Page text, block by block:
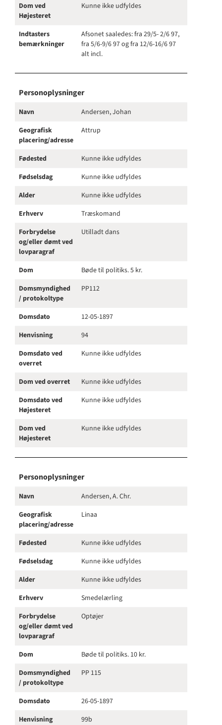
Dom ved
Højesteret
Kunne ikke udfyldes
Indtasters
bemærkninger
Afsonet saaledes: fra 29/5- 2/6 97,
fra 5/6-9/6 97 og fra 12/6-16/6 97
alt incl.
Personoplysninger
Navn
Andersen, Johan
Geografisk
placering/adresse
Attrup
Fødested
Kunne ikke udfyldes
Fødselsdag
Kunne ikke udfyldes
Alder
Kunne ikke udfyldes
Erhverv
Træskomand
Forbrydelse
og/eller dømt ved
lovparagraf
Utilladt dans
Dom
Bøde til politiks. 5 kr.
Domsmyndighed
/ protokoltype
PP112
Domsdato
12-05-1897
Henvisning
94
Domsdato ved
overret
Kunne ikke udfyldes
Dom ved overret
Kunne ikke udfyldes
Domsdato ved
Højesteret
Kunne ikke udfyldes
Dom ved
Højesteret
Kunne ikke udfyldes
Personoplysninger
Navn
Andersen, A. Chr.
Geografisk
placering/adresse
Linaa
Fødested
Kunne ikke udfyldes
Fødselsdag
Kunne ikke udfyldes
Alder
Kunne ikke udfyldes
Erhverv
Smedelærling
Forbrydelse
og/eller dømt ved
lovparagraf
Optøjer
Dom
Bøde til politiks. 10 kr.
Domsmyndighed
/ protokoltype
PP 115
Domsdato
26-05-1897
Henvisning
99b